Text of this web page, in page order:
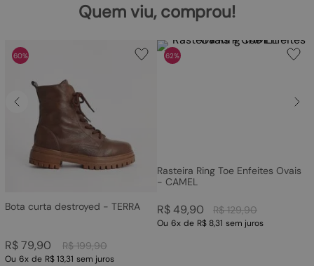
Quem viu, comprou!
60%
Bota curta destroyed - TERRA
R$ 199,90
R$79,90
Ou 6x de R$ 13,31 sem juros
62%
Rasteira Ring Toe Enfeites Ovais
- CAMEL
R$ 129,90
R$49,90
Ou 6x de R$ 8,31 sem juros